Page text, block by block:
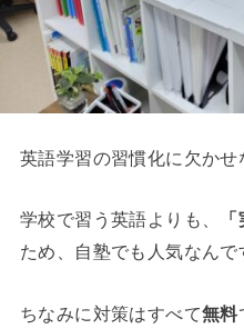
英語学習の習慣化に欠かせ
学校で習う英語よりも、
ため、自塾でも人気なんで
ちなみに対策はすべて無料